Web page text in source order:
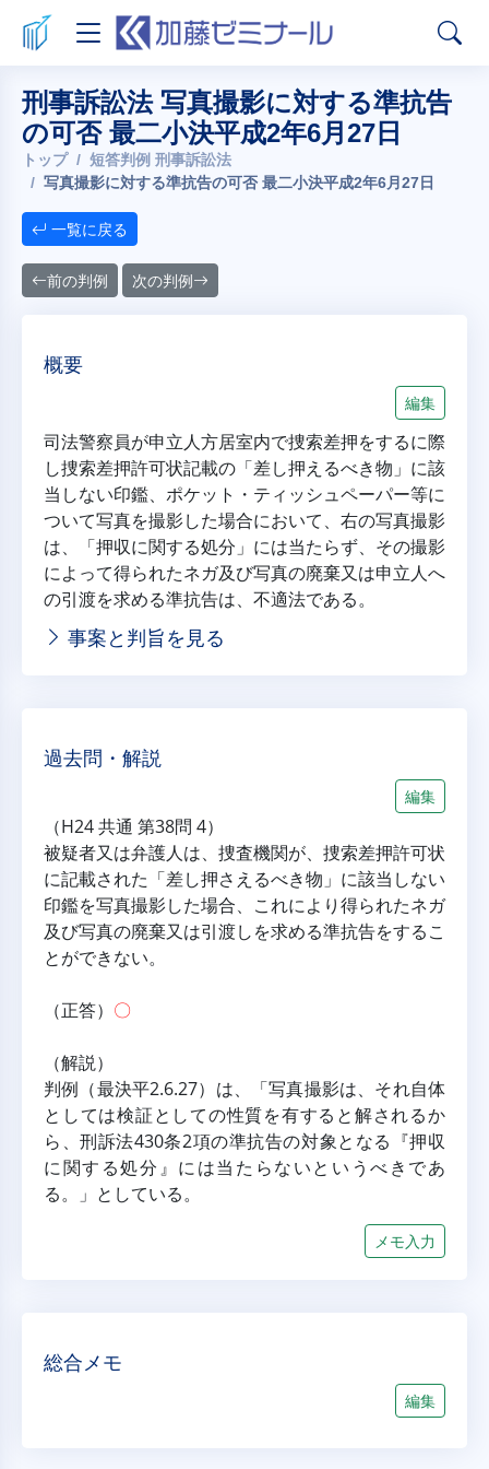
刑事訴訟法 写真撮影に対する準抗告
の可否 最二小決平成2年6月27日
トップ
短答判例 刑事訴訟法
写真撮影に対する準抗告の可否 最二小決平成2年6月27日
一覧に戻る
前の判例 次の判例
概要
編集
司法警察員が申立人方居室内で捜索差押をするに際
し捜索差押許可状記載の「差し押えるべき物」に該
当しない印鑑、ポケット・ティッシュペーパー等に
ついて写真を撮影した場合において、右の写真撮影
は、「押収に関する処分」には当たらず、その撮影
によって得られたネガ及び写真の廃棄又は申立人へ
の引渡を求める準抗告は、不適法である。
事案と判旨を見る
過去問・解説
編集
（H24 共通 第38問 4）
被疑者又は弁護人は、捜査機関が、捜索差押許可状
に記載された「差し押さえるべき物」に該当しない
印鑑を写真撮影した場合、これにより得られたネガ
及び写真の廃棄又は引渡しを求める準抗告をするこ
とができない。
（正答） 〇
（解説）
判例（最決平2.6.27）は、「写真撮影は、それ自体
としては検証としての性質を有すると解されるか
ら、刑訴法430条2項の準抗告の対象となる『押収
に関する処分』には当たらないというべきであ
る。」としている。
メモ入力
総合メモ
編集